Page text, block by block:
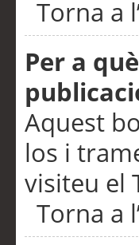
Torna a
Per a
Aquest
los i
visiteu el
Torna a